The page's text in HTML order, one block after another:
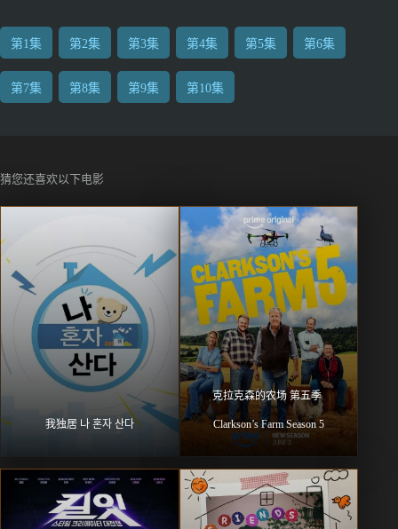
第1集 第2集 第3集 第4集 第5集 第6集
第7集 第8集 第9集 第10集
猜您还喜欢以下电影
我独居 나 혼자 산다
克拉克森的农场 第五季
Clarkson’s Farm Season 5